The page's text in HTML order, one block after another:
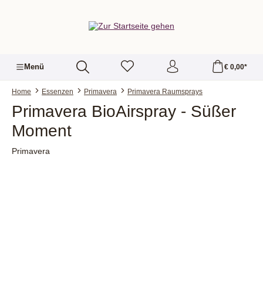
Menü € 0,00*
Home Essenzen Primavera Primavera Raumsprays
Primavera BioAirspray - Süßer
Moment
Primavera